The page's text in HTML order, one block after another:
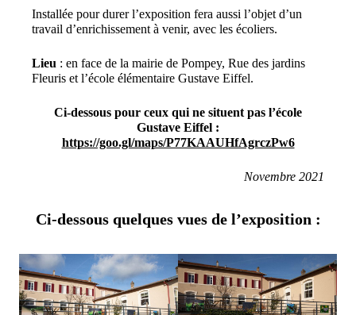
Installée pour durer l’exposition fera aussi l’objet d’un
travail d’enrichissement à venir, avec les écoliers.
Lieu : en face de la mairie de Pompey, Rue des jardins
Fleuris et l’école élémentaire Gustave Eiffel.
Ci-dessous pour ceux qui ne situent pas l’école
Gustave Eiffel :
https://goo.gl/maps/P77KAAUHfAgrczPw6
Novembre 2021
Ci-dessous quelques vues de l’exposition :